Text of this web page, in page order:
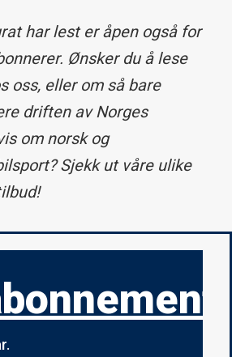
har lest er åpen også for
Ønsker du å lese
oss, eller om så bare
driften av Norges
om norsk og
Sjekk ut våre ulike